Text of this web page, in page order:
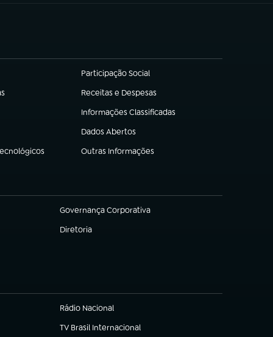
Participação Social
(abre em nova aba)
Receitas e Despesas
(abre em nova aba)
Informações Classificadas
(abre em nova aba)
Dados Abertos
(abre em nova aba)
Outras Informações
(abre em nova aba)
Governança Corporativa
(abre em nova aba)
Diretoria
(abre em nova aba)
Rádio Nacional
TV Brasil Internacional
(abre em nova aba)